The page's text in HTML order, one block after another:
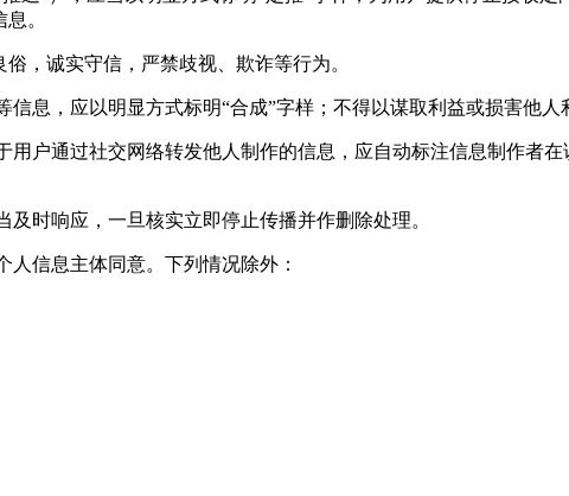
。
，诚实守信，严禁歧视、欺诈等行为。
息，应以明显方式标明“合成”字样；不得以谋取利益或损害他人
户通过社交网络转发他人制作的信息，应自动标注信息制作者
时响应，一旦核实立即停止传播并作删除处理。
信息主体同意。下列情况除外：